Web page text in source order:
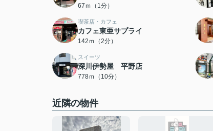
67ｍ（1分）
喫茶店・カフェ
カフェ東亜サプライ
142ｍ（2分）
スイーツ
深川伊勢屋 平野店
778ｍ（10分）
近隣の物件